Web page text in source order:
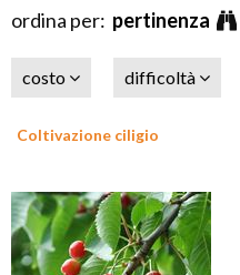
ordina per: pertinenza
costo difficoltà
Coltivazione ciligio